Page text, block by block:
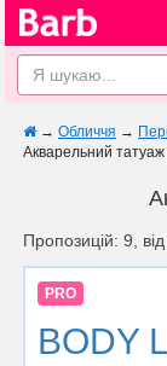
→ Обличчя →
Акварельний татуаж
Пропозицій: 9,
PRO
BODY